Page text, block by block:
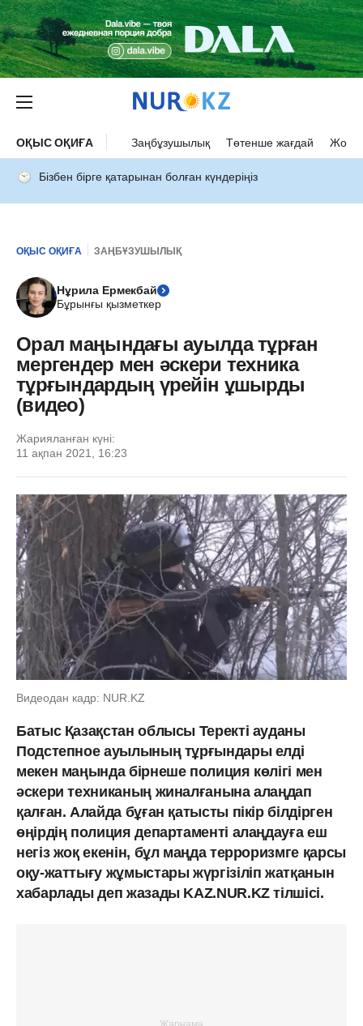
ОҚЫС ОҚИҒА Заңбұзушылық Төтенше жағдай Жол
Бізбен бірге қатарынан болған күндеріңіз
ОҚЫС ОҚИҒА ЗАҢБҰЗУШЫЛЫҚ
Нұрила Ермекбай
Бұрынғы қызметкер
Орал маңындағы ауылда тұрған
мергендер мен әскери техника
тұрғындардың үрейін ұшырды
(видео)
Жарияланған күні:
11 ақпан 2021, 16:23
Видеодан кадр: NUR.KZ
Батыс Қазақстан облысы Теректі ауданы
Подстепное ауылының тұрғындары елді
мекен маңында бірнеше полиция көлігі мен
әскери техниканың жиналғанына алаңдап
қалған. Алайда бұған қатысты пікір білдірген
өңірдің полиция департаменті алаңдауға еш
негіз жоқ екенін, бұл маңда терроризмге қарсы
оқу-жаттығу жұмыстары жүргізіліп жатқанын
хабарлады деп жазады KAZ.NUR.KZ тілшісі.